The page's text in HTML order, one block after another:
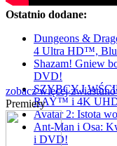
Ostatnio dodane:
Dungeons &
4 Ultra HD™,
Shazam! Gniew
DVD!
SZYBCY I
RAY™ i 4K
Avatar 2: Istota
Ant-Man i Osa:
i DVD!
zobacz więcej
Premiery